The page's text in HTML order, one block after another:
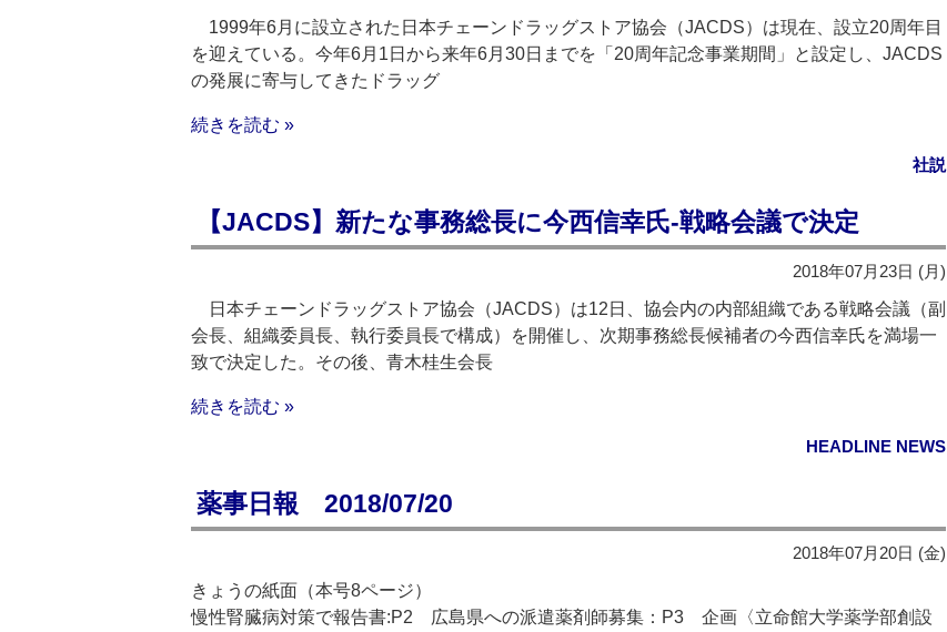
1999年6月に設立された日本チェーンドラッグストア協会（JACDS）は現在、設立20周年目
を迎えている。今年6月1日から来年6月30日までを「20周年記念事業期間」と設定し、JACDS
の発展に寄与してきたドラッグ
続きを読む »
社説
【JACDS】新たな事務総長に今西信幸氏‐戦略会議で決定
2018年07月23日 (月)
日本チェーンドラッグストア協会（JACDS）は12日、協会内の内部組織である戦略会議（副
会長、組織委員長、執行委員長で構成）を開催し、次期事務総長候補者の今西信幸氏を満場一
致で決定した。その後、青木桂生会長
続きを読む »
HEADLINE NEWS
薬事日報 2018/07/20
2018年07月20日 (金)
きょうの紙面（本号8ページ）
慢性腎臓病対策で報告書:P2 広島県への派遣薬剤師募集：P3 企画〈立命館大学薬学部創設